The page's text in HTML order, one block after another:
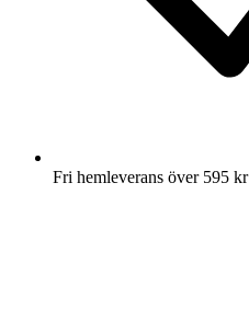
Fri hemleverans över 595 kr